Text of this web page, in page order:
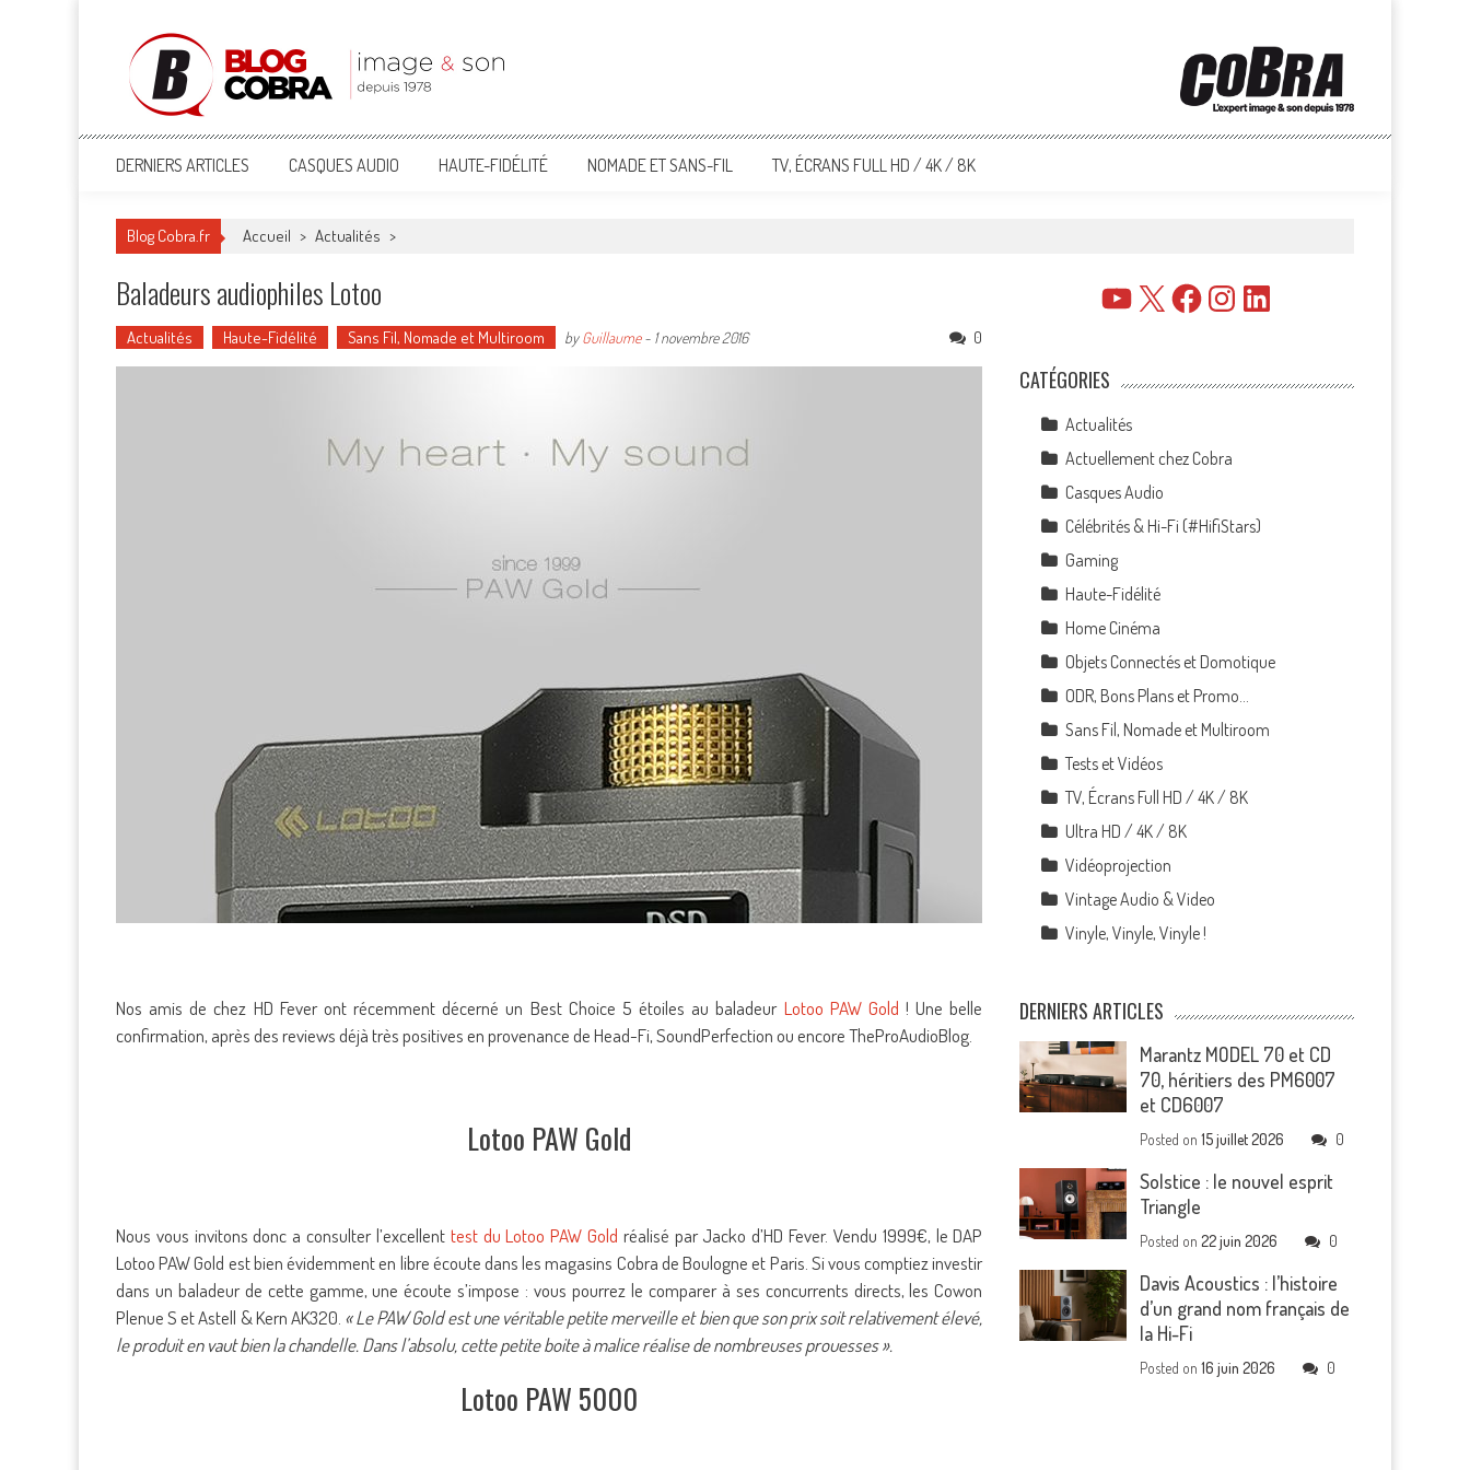
Blog Cobra
Toute l'actu Image & Son !
DERNIERS ARTICLES CASQUES AUDIO HAUTE-FIDÉLITÉ NOMADE ET SANS-FIL TV, ÉCRANS FULL HD / 4K / 8K
Blog Cobra.fr Accueil > Actualités >
Baladeurs audiophiles Lotoo
Actualités Haute-Fidélité Sans Fil, Nomade et Multiroom byGuillaume- 1 novembre 2016 0
Nos amis de chez HD Fever ont récemment décerné un Best Choice 5 étoiles au baladeur Lotoo PAW Gold ! Une belle
confirmation, après des reviews déjà très positives en provenance de Head-Fi, SoundPerfection ou encore TheProAudioBlog.
Lotoo PAW Gold
Nous vous invitons donc a consulter l’excellent test du Lotoo PAW Gold réalisé par Jacko d’HD Fever. Vendu 1999€, le DAP
Lotoo PAW Gold est bien évidemment en libre écoute dans les magasins Cobra de Boulogne et Paris. Si vous comptiez investir
dans un baladeur de cette gamme, une écoute s’impose : vous pourrez le comparer à ses concurrents directs, les Cowon
Plenue S et Astell & Kern AK320. « Le PAW Gold est une véritable petite merveille et bien que son prix soit relativement élevé,
le produit en vaut bien la chandelle. Dans l’absolu, cette petite boite à malice réalise de nombreuses prouesses ».
Lotoo PAW 5000
YouTube
X FacebookInstagramLinkedIn
CATÉGORIES
Actualités
Actuellement chez Cobra
Casques Audio
Célébrités & Hi-Fi (#HifiStars)
Gaming
Haute-Fidélité
Home Cinéma
Objets Connectés et Domotique
ODR, Bons Plans et Promo…
Sans Fil, Nomade et Multiroom
Tests et Vidéos
TV, Écrans Full HD / 4K / 8K
Ultra HD / 4K / 8K
Vidéoprojection
Vintage Audio & Video
Vinyle, Vinyle, Vinyle !
DERNIERS ARTICLES
Marantz MODEL 70 et CD
70, héritiers des PM6007
et CD6007
Posted on15 juillet 2026 0
Solstice : le nouvel esprit
Triangle
Posted on22 juin 2026 0
Davis Acoustics : l’histoire
d’un grand nom français de
la Hi-Fi
Posted on16 juin 2026 0